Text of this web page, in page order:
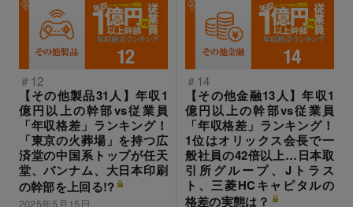
＃12
【その他製品31人】年収1
億円以上の幹部vs従業員
「年収格差」ランキング！
「東京の火葬場」を持つ広
済堂の中国系トップが任天
堂、バンナム、大日本印刷
の幹部を上回る!?
2025年5月15日
＃14
【その他金融13人】年収1
億円以上の幹部vs従業員
「年収格差」ランキング！
1位はオリックス会長で一
般社員の42倍以上…日本取
引所グループ、Jトラス
ト、三菱HCキャピタルの
格差の実態は？